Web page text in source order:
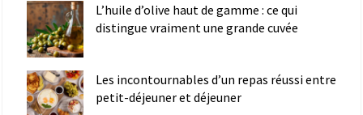
L’huile d’olive haut de gamme : ce qui
distingue vraiment une grande cuvée
Les incontournables d’un repas réussi entre
petit-déjeuner et déjeuner